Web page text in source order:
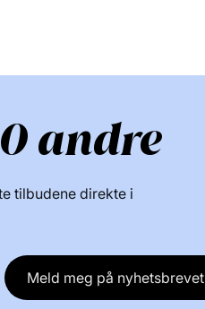
andre
tilbudene direkte i
Meld meg på nyhetsbrevet